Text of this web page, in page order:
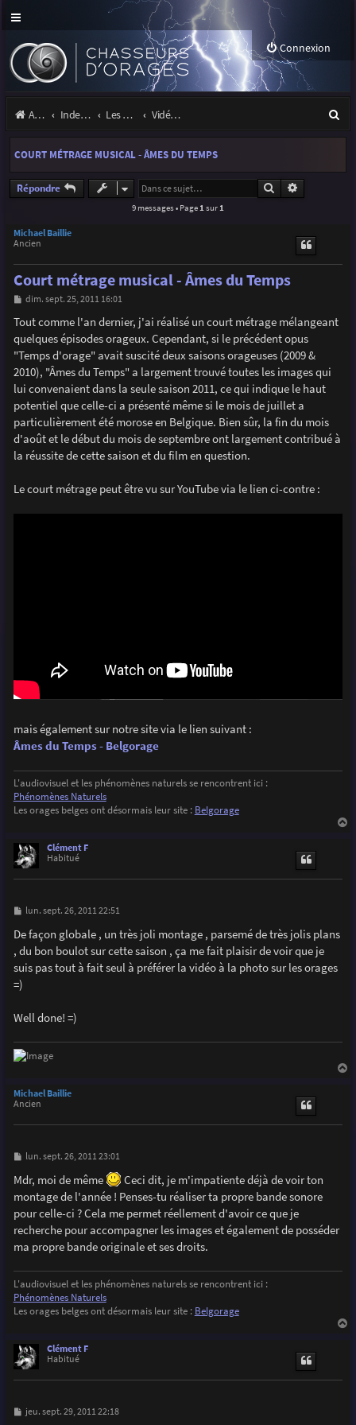
Connexion
Accueil Index du forum Les orages Vidéos d'orages
e
COURT MÉTRAGE MUSICAL - ÂMES DU TEMPS
Répondre Rechercher
9 messages • Page 1 sur 1
Michael Baillie
Ancien
Court métrage musical - Âmes du Temps
M
s
s
a
g
e
dim. sept. 25, 2011 16:01
Tout comme l'an dernier, j'ai réalisé un court métrage mélangeant
quelques épisodes orageux. Cependant, si le précédent opus
"Temps d'orage" avait suscité deux saisons orageuses (2009 &
2010), "Âmes du Temps" a largement trouvé toutes les images qui
lui convenaient dans la seule saison 2011, ce qui indique le haut
potentiel que celle-ci a présenté même si le mois de juillet a
particulièrement été morose en Belgique. Bien sûr, la fin du mois
d'août et le début du mois de septembre ont largement contribué à
la réussite de cette saison et du film en question.
Le court métrage peut être vu sur YouTube via le lien ci-contre :
mais également sur notre site via le lien suivant :
Âmes du Temps - Belgorage
L'audiovisuel et les phénomènes naturels se rencontrent ici :
Phénomènes Naturels
Les orages belges ont désormais leur site : Belgorage
Clément F
Habitué
M
s
s
a
g
e
lun. sept. 26, 2011 22:51
De façon globale , un très joli montage , parsemé de très jolis plans
, du bon boulot sur cette saison , ça me fait plaisir de voir que je
suis pas tout à fait seul à préférer la vidéo à la photo sur les orages
=)
Well done! =)
Michael Baillie
Ancien
M
s
s
a
e
lun. sept. 26, 2011 23:01
Mdr, moi de même
Ceci dit, je m'impatiente déjà de voir ton
montage de l'année ! Penses-tu réaliser ta propre bande sonore
pour celle-ci ? Cela me permet réellement d'avoir ce que je
recherche pour accompagner les images et également de posséder
ma propre bande originale et ses droits.
L'audiovisuel et les phénomènes naturels se rencontrent ici :
Phénomènes Naturels
Les orages belges ont désormais leur site : Belgorage
Clément F
Habitué
M
jeu. sept. 29, 2011 22:18